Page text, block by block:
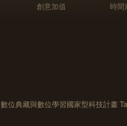
創意加值
時間
數位典藏與數位學習國家型科技計畫